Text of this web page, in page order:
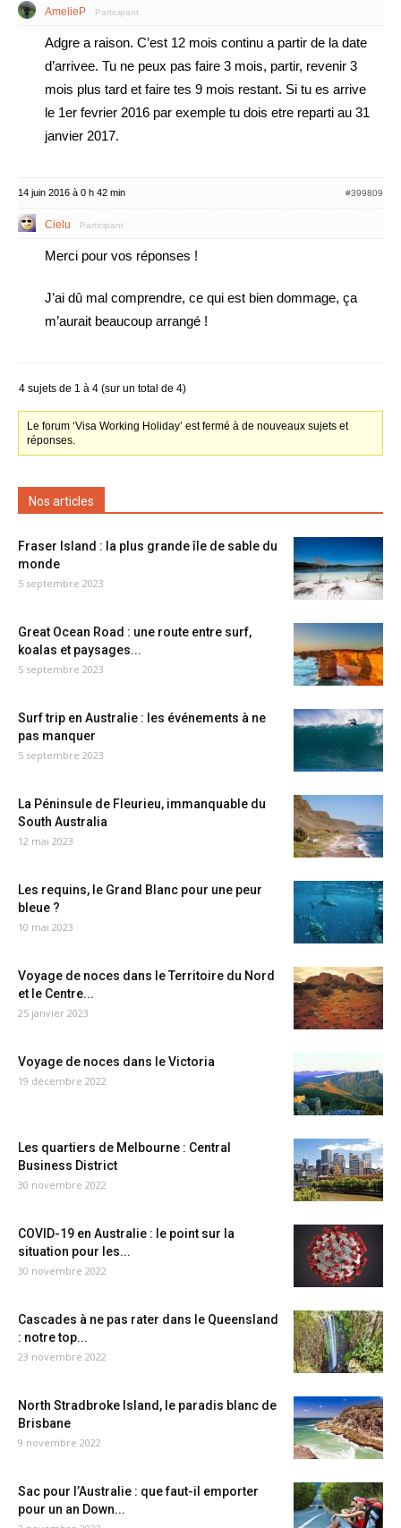
AmelieP Participant
Adgre a raison. C’est 12 mois continu a partir de la date
d’arrivee. Tu ne peux pas faire 3 mois, partir, revenir 3
mois plus tard et faire tes 9 mois restant. Si tu es arrive
le 1er fevrier 2016 par exemple tu dois etre reparti au 31
janvier 2017.
14 juin 2016 à 0 h 42 min #399809
Cielu Participant
Merci pour vos réponses !
J’ai dû mal comprendre, ce qui est bien dommage, ça
m’aurait beaucoup arrangé !
4 sujets de 1 à 4 (sur un total de 4)
Le forum ‘Visa Working Holiday’ est fermé à de nouveaux sujets et
réponses.
Nos articles
Fraser Island : la plus grande île de sable du
monde
5 septembre 2023
Great Ocean Road : une route entre surf,
koalas et paysages...
5 septembre 2023
Surf trip en Australie : les événements à ne
pas manquer
5 septembre 2023
La Péninsule de Fleurieu, immanquable du
South Australia
12 mai 2023
Les requins, le Grand Blanc pour une peur
bleue ?
10 mai 2023
Voyage de noces dans le Territoire du Nord
et le Centre...
25 janvier 2023
Voyage de noces dans le Victoria
19 décembre 2022
Les quartiers de Melbourne : Central
Business District
30 novembre 2022
COVID-19 en Australie : le point sur la
situation pour les...
30 novembre 2022
Cascades à ne pas rater dans le Queensland
: notre top...
23 novembre 2022
North Stradbroke Island, le paradis blanc de
Brisbane
9 novembre 2022
Sac pour l’Australie : que faut-il emporter
pour un an Down...